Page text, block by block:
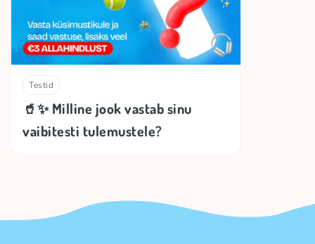
Testid
🥤✨ Milline jook vastab sinu
vaibitesti tulemustele?